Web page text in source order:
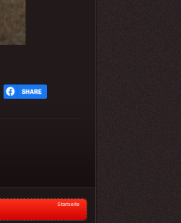
Startseite